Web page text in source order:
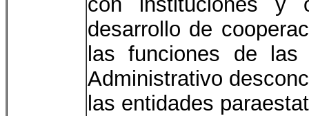
desarrollo de
las funciones de las
Administrativo
las entidades